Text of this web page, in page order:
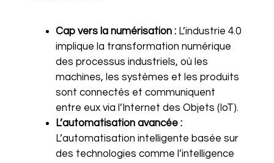
Cap vers la numérisation : L’industrie 4.0
implique la transformation numérique
des processus industriels, où les
machines, les systèmes et les produits
sont connectés et communiquent
entre eux via l’Internet des Objets (IoT).
L’automatisation avancée :
L’automatisation intelligente basée sur
des technologies comme l’intelligence